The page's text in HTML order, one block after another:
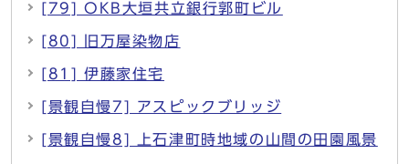
[79] OKB大垣共立銀行郭町ビル
[80] 旧万屋染物店
[81] 伊藤家住宅
[景観自慢7] アスピックブリッジ
[景観自慢8] 上石津町時地域の山間の田園風景